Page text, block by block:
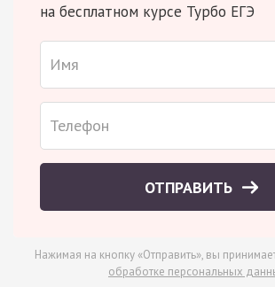
на бесплатном курсе Турбо ЕГЭ
ОТПРАВИТЬ
Нажимая на кнопку «Отправить», вы
обработке персональных